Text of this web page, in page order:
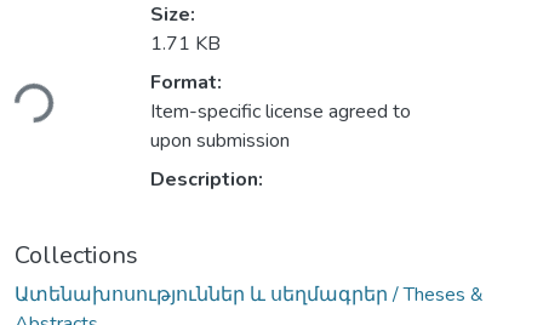
Size:
1.71 KB
Format:
Item-specific license agreed to
upon submission
Description:
Collections
Ատենախոսություններ և սեղմագրեր / Theses &